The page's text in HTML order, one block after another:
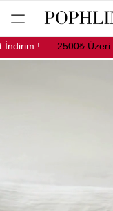
ÜCRETSİZ Kargo !